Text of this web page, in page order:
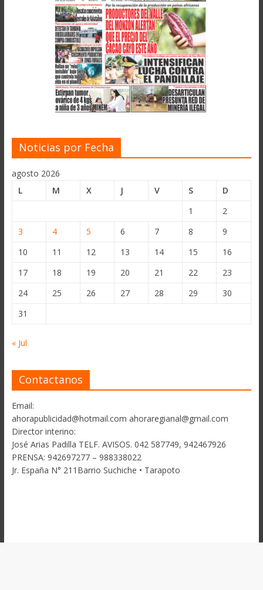
Noticias por Fecha
agosto 2026
L
M X J V S
D
1
2
3
4 5 6 7 8
9
10
11 12 13 14 15
16
17
18 19 20 21 22
23
24
25 26 27 28 29
30
31
« Jul
Contactanos
Email:
ahorapublicidad@hotmail.com ahoraregianal@gmail.com
Director interino:
José Arias Padilla TELF. AVISOS. 042 587749, 942467926
PRENSA: 942697277 – 988338022
Jr. España N° 211Barrio Suchiche • Tarapoto